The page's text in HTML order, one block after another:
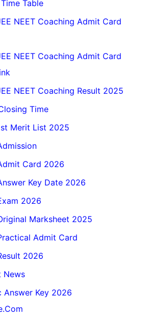
Table
NEET Coaching Admit Card
NEET Coaching Admit Card
NEET Coaching Result 2025
Time
Merit List 2025
Card 2026
Key Date 2026
2026
Marksheet 2025
Admit Card
2026
News
Answer Key 2026